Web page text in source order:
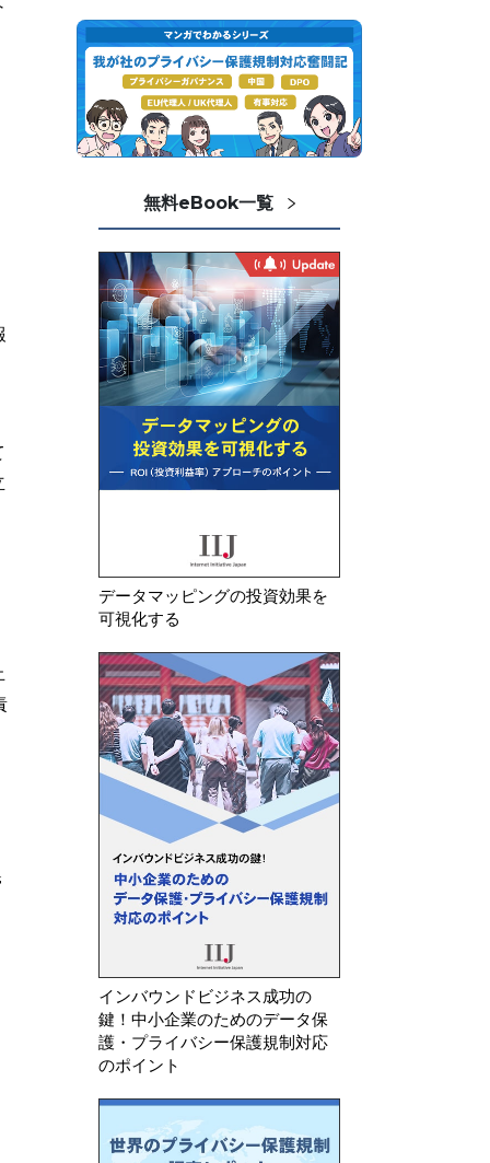
無料eBook一覧
データマッピングの投資効果を
可視化する
インバウンドビジネス成功の
鍵！中小企業のためのデータ保
護・プライバシー保護規制対応
のポイント